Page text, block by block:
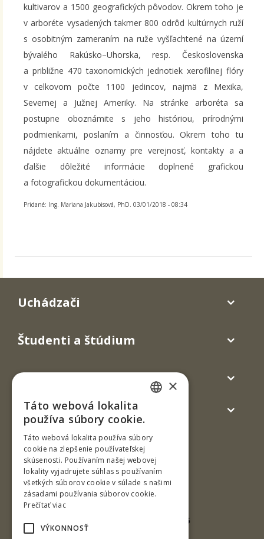
kultivarov a 1500 geografických pôvodov. Okrem toho je
v arboréte vysadených takmer 800 odrôd kultúrnych ruží
s osobitným zameraním na ruže vyšľachtené na území
bývalého Rakúsko–Uhorska, resp. Československa
a približne 470 taxonomických jednotiek xerofilnej flóry
v celkovom počte 1100 jedincov, najmä z Mexika,
Severnej a Južnej Ameriky. Na stránke arboréta sa
postupne oboznámite s jeho históriou, prírodnými
podmienkami, poslaním a činnosťou. Okrem toho tu
nájdete aktuálne oznamy pre verejnosť, kontakty a a
ďalšie dôležité informácie doplnené grafickou
a fotografickou dokumentáciou.
Pridané: Ing. Mariana Jakubisová, PhD. 03/01/2018 - 08:34
Borovianska cesta 2171/ 66
Uchádzači
Študenti a štúdium
Absolventi
Verejnosť a médiá
×
Táto webová lokalita
používa súbory cookie.
Táto webová lokalita používa súbory
cookie na zlepšenie používateľskej
skúsenosti. Používaním našej webovej
lokality vyjadrujete súhlas s používaním
všetkých súborov cookie v súlade s našimi
zásadami používania súborov cookie.
Prečítať viac
VÝKONNOSŤ